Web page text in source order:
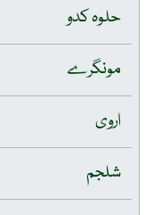
حلوہ کدو
مونگرے
اروی
شلجم